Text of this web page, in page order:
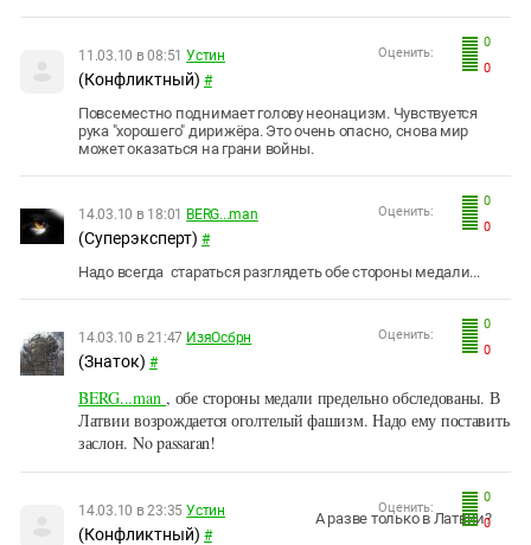
0
0
Оценить:
11.03.10 в 08:51 Устин
(Конфликтный) #
Повсеместно поднимает голову неонацизм. Чувствуется
рука "хорошего" дирижёра. Это очень опасно, снова мир
может оказаться на грани войны.
0
0
Оценить:
14.03.10 в 18:01 BERG...man
(Суперэксперт) #
Надо всегда стараться разглядеть обе стороны медали...
0
0
Оценить:
14.03.10 в 21:47 ИзяОсбрн
(Знаток) #
BERG...man , обе стороны медали предельно обследованы. В
Латвии возрождается оголтелый фашизм. Надо ему поставить
заслон. No passaran!
0
0
Оценить:
14.03.10 в 23:35 Устин
(Конфликтный) #
А разве только в Латвии?